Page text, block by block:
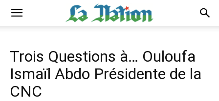
Trois Questions à… Ouloufa
Ismaïl Abdo Présidente de la
CNC